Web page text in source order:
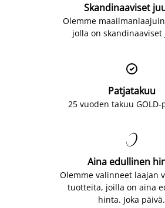
Skandinaaviset
Olemme
jolla on

Patjatakuu
25 vuoden takuu

Aina edullinen
Olemme valinneet laajan
tuotteita, joilla on aina
hinta. Joka päivä.